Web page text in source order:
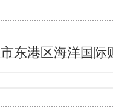
东港区海洋国际